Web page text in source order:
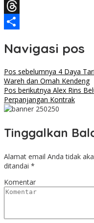
Facebook
Threads
Navigasi pos
Pos sebelumnya 4 Daya
Wareh dan Omah Kendeng
Pos berikutnya Alex Rins
Perpanjangan Kontrak
Tinggalkan
Alamat email Anda tidak
ditandai *
Komentar